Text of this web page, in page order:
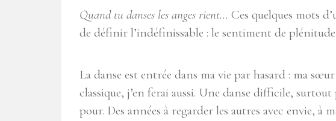
Quand tu danses les anges rient… Ces quelques mots
de définir l’indéfinissable : le sentiment de
La danse est entrée dans ma vie par hasard : ma
classique, j’en ferai aussi. Une danse difficile,
pour. Des années à regarder les autres avec envie, à